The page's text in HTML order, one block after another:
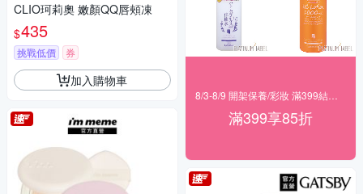
CLIO珂莉奧 嫩顏QQ唇頰凍
$435
挑戰低價 券
加入購物車
滿399享85折